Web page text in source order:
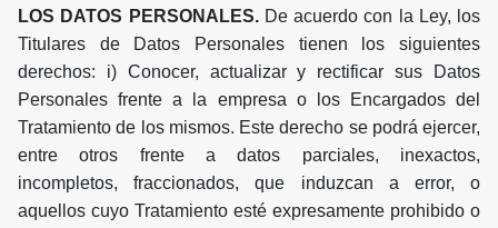
LOS DATOS PERSONALES.De acuerdo con la Ley, los
Titulares de Datos Personales tienen los siguientes
derechos: i) Conocer, actualizar y rectificar sus Datos
Personales frente a la empresa o los Encargados del
Tratamiento de los mismos. Este derecho se podrá ejercer,
entre otros frente a datos parciales, inexactos,
incompletos, fraccionados, que induzcan a error, o
aquellos cuyo Tratamiento esté expresamente prohibido o